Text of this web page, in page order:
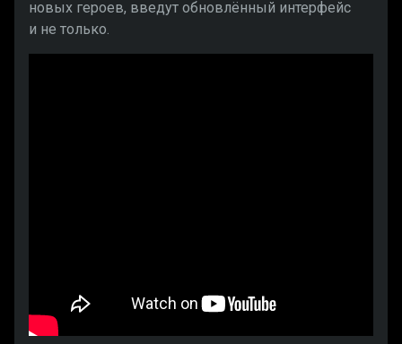
новых героев, введут обновлённый интерфейс
и не только.